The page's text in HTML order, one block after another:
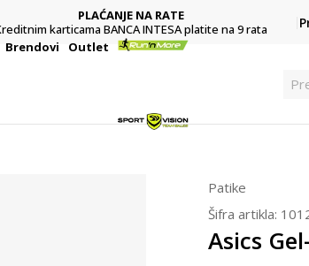
PLAĆANJE NA RATE
karticama BANCA INTESA platite na 9 rata
Brendovi Outlet
Patike
Šifra artikla:
Asics